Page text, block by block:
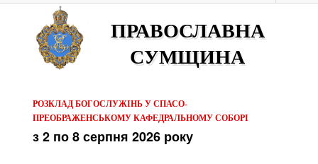
ПРАВОСЛАВНА
СУМЩИНА
РОЗКЛАД БОГОСЛУЖІНЬ У СПАСО-
ПРЕОБРАЖЕНСЬКОМУ КАФЕДРАЛЬНОМУ СОБОРІ
з 2 по 8 серпня 2026 року